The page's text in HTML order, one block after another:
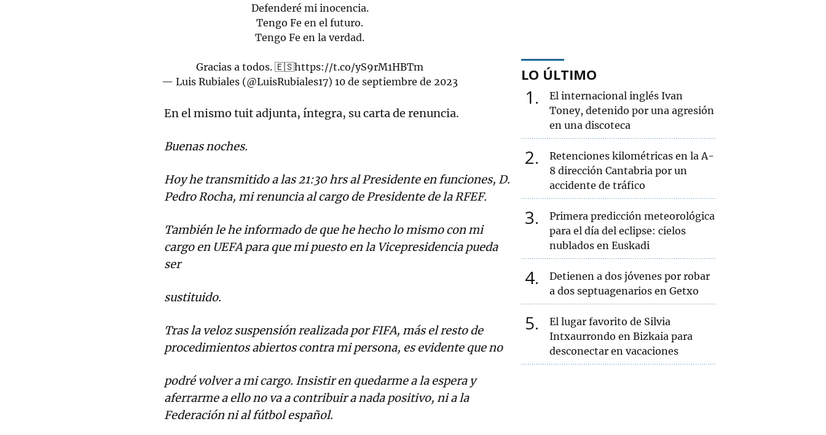
Defenderé mi inocencia.
Tengo Fe en el futuro.
Tengo Fe en la verdad.
Gracias a todos. 🇪🇸https://t.co/yS9rM1HBTm
— Luis Rubiales (@LuisRubiales17)10 de septiembre de 2023
En el mismo tuit adjunta, íntegra, su carta de renuncia.
Buenas noches.
Hoy he transmitido a las 21:30 hrs al Presidente en funciones, D.
Pedro Rocha, mi renuncia al cargo de Presidente de la RFEF.
También le he informado de que he hecho lo mismo con mi
cargo en UEFA para que mi puesto en la Vicepresidencia pueda
ser
sustituido.
Tras la veloz suspensión realizada por FIFA, más el resto de
procedimientos abiertos contra mi persona, es evidente que no
podré volver a mi cargo. Insistir en quedarme a la espera y
aferrarme a ello no va a contribuir a nada positivo, ni a la
Federación ni al fútbol español.
LO ÚLTIMO
1
El internacional inglés Ivan
Toney, detenido por una agresión
en una discoteca
2
Retenciones kilométricas en la A-
8 dirección Cantabria por un
accidente de tráfico
3
Primera predicción meteorológica
para el día del eclipse: cielos
nublados en Euskadi
4
Detienen a dos jóvenes por robar
a dos septuagenarios en Getxo
5
El lugar favorito de Silvia
Intxaurrondo en Bizkaia para
desconectar en vacaciones